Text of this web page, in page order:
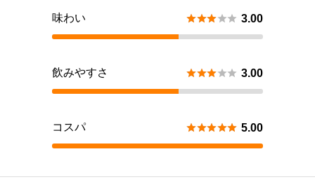
味わい  3.00
飲みやすさ  3.00
コスパ  5.00